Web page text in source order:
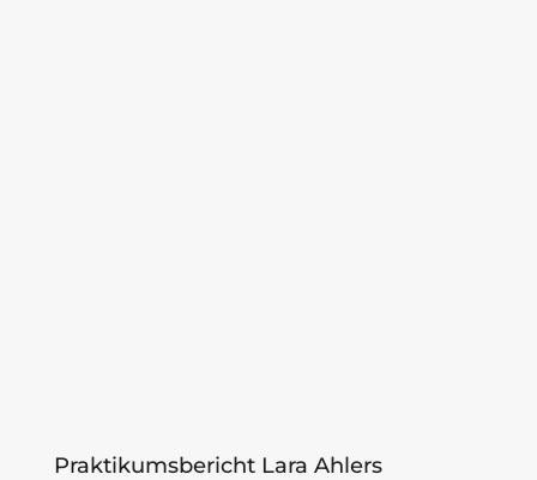
Praktikumsbericht Lara Ahlers